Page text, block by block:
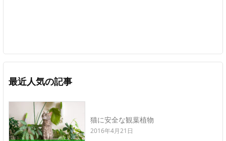
最近人気の記事
猫に安全な観葉植物
2016年4月21日